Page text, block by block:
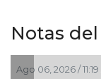
Notas
AM